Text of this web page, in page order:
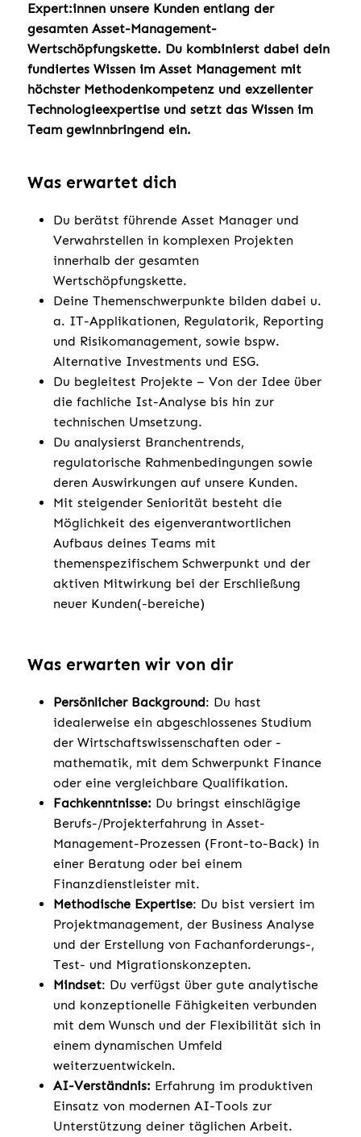
Expert:innen unsere Kunden entlang der
gesamten Asset-Management-
Wertschöpfungskette. Du kombinierst dabei dein
fundiertes Wissen im Asset Management mit
höchster Methodenkompetenz und exzellenter
Technologieexpertise und setzt das Wissen im
Team gewinnbringend ein.
Was erwartet dich
Du berätst führende Asset Manager und
Verwahrstellen in komplexen Projekten
innerhalb der gesamten
Wertschöpfungskette.
Deine Themenschwerpunkte bilden dabei u.
a. IT-Applikationen, Regulatorik, Reporting
und Risikomanagement, sowie bspw.
Alternative Investments und ESG.
Du begleitest Projekte – Von der Idee über
die fachliche Ist-Analyse bis hin zur
technischen Umsetzung.
Du analysierst Branchentrends,
regulatorische Rahmenbedingungen sowie
deren Auswirkungen auf unsere Kunden.
Mit steigender Seniorität besteht die
Möglichkeit des eigenverantwortlichen
Aufbaus deines Teams mit
themenspezifischem Schwerpunkt und der
aktiven Mitwirkung bei der Erschließung
neuer Kunden(-bereiche)
Was erwarten wir von dir
Persönlicher Background: Du hast
idealerweise ein abgeschlossenes Studium
der Wirtschaftswissenschaften oder -
mathematik, mit dem Schwerpunkt Finance
oder eine vergleichbare Qualifikation.
Fachkenntnisse: Du bringst einschlägige
Berufs-/Projekterfahrung in Asset-
Management-Prozessen (Front-to-Back) in
einer Beratung oder bei einem
Finanzdienstleister mit.
Methodische Expertise: Du bist versiert im
Projektmanagement, der Business Analyse
und der Erstellung von Fachanforderungs-,
Test- und Migrationskonzepten.
Mindset: Du verfügst über gute analytische
und konzeptionelle Fähigkeiten verbunden
mit dem Wunsch und der Flexibilität sich in
einem dynamischen Umfeld
weiterzuentwickeln.
AI-Verständnis: Erfahrung im produktiven
Einsatz von modernen AI-Tools zur
Unterstützung deiner täglichen Arbeit.